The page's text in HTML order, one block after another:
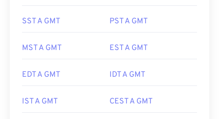
SST A GMT PST A GMT
MST A GMT EST A GMT
EDT A GMT IDT A GMT
IST A GMT CEST A GMT